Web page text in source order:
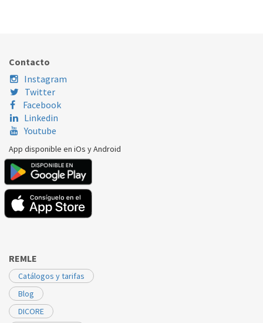
Contacto
Instagram
Twitter
Facebook
Linkedin
Youtube
App disponible en iOs y Android
REMLE
Catálogos y tarifas
Blog
DICORE